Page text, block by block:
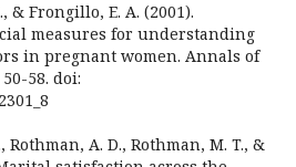
& Frongillo, E. A. (2001).
measures for understanding
in pregnant women. Annals of
58. doi:
Rothman, A. D., Rothman, M. T., &